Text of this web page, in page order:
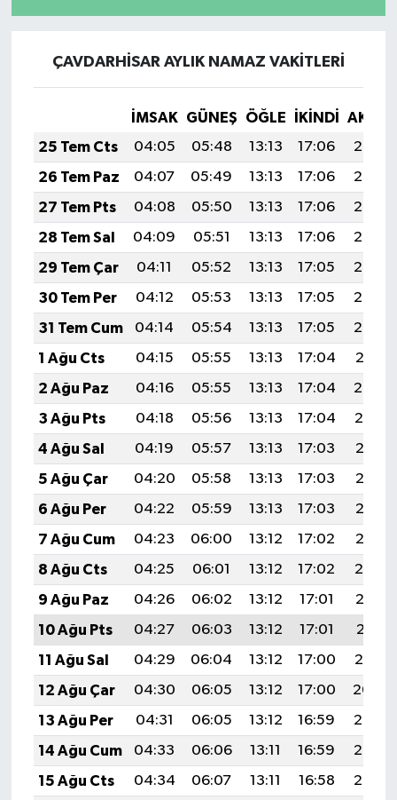
ÇAVDARHİSAR AYLIK NAMAZ VAKITLERI
İMSAK GÜNEŞ ÖĞLE İKINDI
25 Tem Cts
04:05 05:48 13:13 17:06
20:28
26 Tem Paz
04:07 05:49 13:13 17:06
20:27
27 Tem Pts
04:08 05:50 13:13 17:06
20:26
28 Tem Sal
04:09 05:51 13:13 17:06
20:25
29 Tem Çar
04:11 05:52 13:13 17:05
20:24
30 Tem Per
04:12 05:53 13:13 17:05
20:23
31 Tem Cum
04:14 05:54 13:13 17:05
20:22
1 Ağu Cts
04:15 05:55 13:13 17:04
20:21
2 Ağu Paz
04:16 05:55 13:13 17:04
20:20
3 Ağu Pts
04:18 05:56 13:13 17:04
20:19
4 Ağu Sal
04:19 05:57 13:13 17:03
20:18
5 Ağu Çar
04:20 05:58 13:13 17:03
20:17
6 Ağu Per
04:22 05:59 13:13 17:03
20:16
7 Ağu Cum
04:23 06:00 13:12 17:02
20:15
8 Ağu Cts
04:25 06:01 13:12 17:02
20:14
9 Ağu Paz
04:26 06:02 13:12 17:01
20:12
10 Ağu Pts
04:27 06:03 13:12 17:01
20:11
11 Ağu Sal
04:29 06:04 13:12 17:00
20:10
12 Ağu Çar
04:30 06:05 13:12 17:00
20:09
13 Ağu Per
04:31 06:05 13:12 16:59
20:08
14 Ağu Cum
04:33 06:06 13:11 16:59
20:06
15 Ağu Cts
04:34 06:07 13:11 16:58
20:05